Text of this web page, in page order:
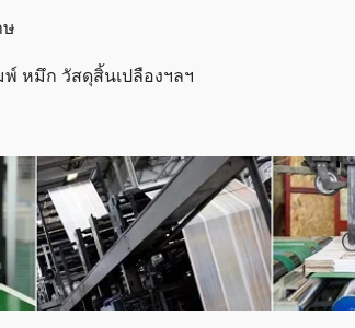
ษ
หมึก วัสดุสิ้นเปลืองฯลฯ